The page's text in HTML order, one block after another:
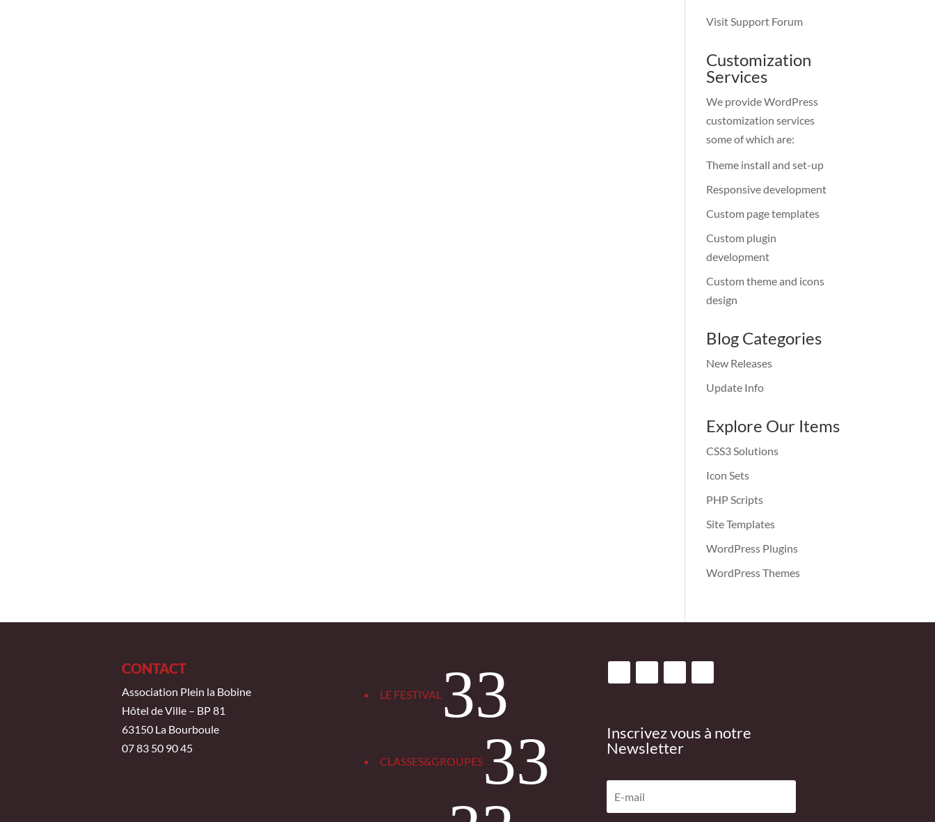
Visit Support Forum
Customization
Services
We provide WordPress
customization services
some of which are:
Theme install and set-up
Responsive development
Custom page templates
Custom plugin
development
Custom theme and icons
design
Blog Categories
New Releases
Update Info
Explore Our Items
CSS3 Solutions
Icon Sets
PHP Scripts
Site Templates
WordPress Plugins
WordPress Themes
CONTACT
Association Plein la Bobine
Hôtel de Ville – BP 81
63150 La Bourboule
07 83 50 90 45
LE FESTIVAL 3
CLASSES&GROUPES 3
Inscrivez vous à notre
Newsletter